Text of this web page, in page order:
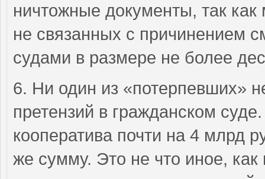
ничтожные документы, так
не связанных с причинением
судами в размере не более
6. Ни один из «потерпевших»
претензий в гражданском
кооператива почти на 4 млрд
же сумму. Это не что иное, как